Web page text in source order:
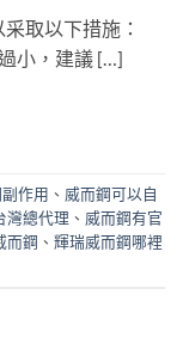
取以下措施：
小，建議 […]
作用 、 威而鋼可以自
灣總代理 、 威而鋼有官
而鋼 、 輝瑞威而鋼哪裡